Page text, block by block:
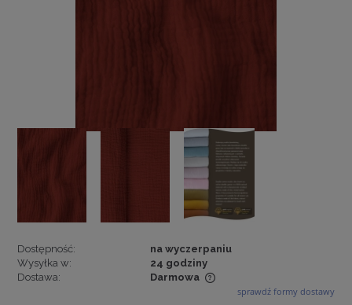
Dostępność:
na wyczerpaniu
Wysyłka w:
24 godziny
Dostawa:
Darmowa
Cena nie zawiera ewentualnych kosztów płatności
sprawdź formy dostawy